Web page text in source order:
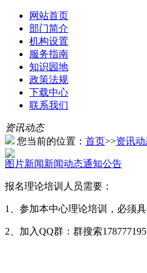
网站首页
部门简介
机构设置
服务指南
知识园地
政策法规
下载中心
联系我们
资讯动态
您当前的位置： 首页>>资讯
图片新闻新闻动态通知公告
报名理论培训人员需要：
1、参加本中心理论培训，必须
2、加入QQ群：群搜索